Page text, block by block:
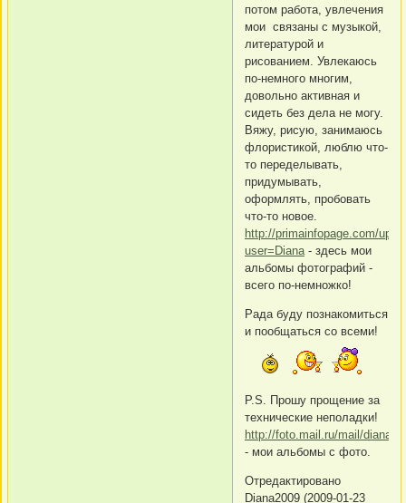
потом работа, увлечения
мои связаны с музыкой,
литературой и
рисованием. Увлекаюсь
по-немного многим,
довольно активная и
сидеть без дела не могу.
Вяжу, рисую, занимаюсь
флористикой, люблю что-
то переделывать,
придумывать,
оформлять, пробовать
что-то новое.
http://primainfopage.com/
user=Diana - здесь мои
альбомы фотографий -
всего по-немножко!
Рада буду познакомиться
и пообщаться со всеми!
P.S. Прошу прощение за
технические неполадки!
http://foto.mail.ru/mail/
- мои альбомы с фото.
Отредактировано
Diana2009 (2009-01-23